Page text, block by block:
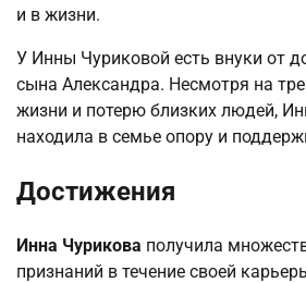
и в жизни.
У Инны Чуриковой есть внуки от
сына Александра. Несмотря на
жизни и потерю близких людей,
находила в семье опору и
Достижения
Инна Чурикова получила
признаний в течение своей